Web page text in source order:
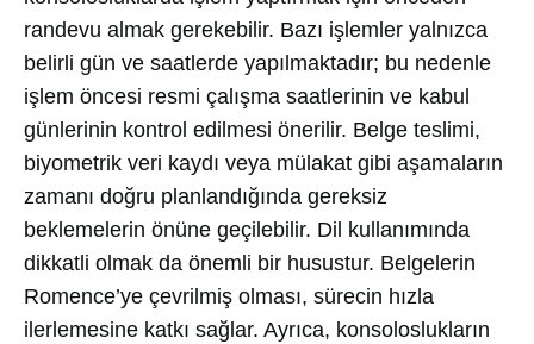
randevu almak gerekebilir. Bazı işlemler yalnızca
belirli gün ve saatlerde yapılmaktadır; bu nedenle
işlem öncesi resmi çalışma saatlerinin ve kabul
günlerinin kontrol edilmesi önerilir. Belge teslimi,
biyometrik veri kaydı veya mülakat gibi aşamaların
zamanı doğru planlandığında gereksiz
beklemelerin önüne geçilebilir. Dil kullanımında
dikkatli olmak da önemli bir husustur. Belgelerin
Romence’ye çevrilmiş olması, sürecin hızla
ilerlemesine katkı sağlar. Ayrıca, konsoloslukların